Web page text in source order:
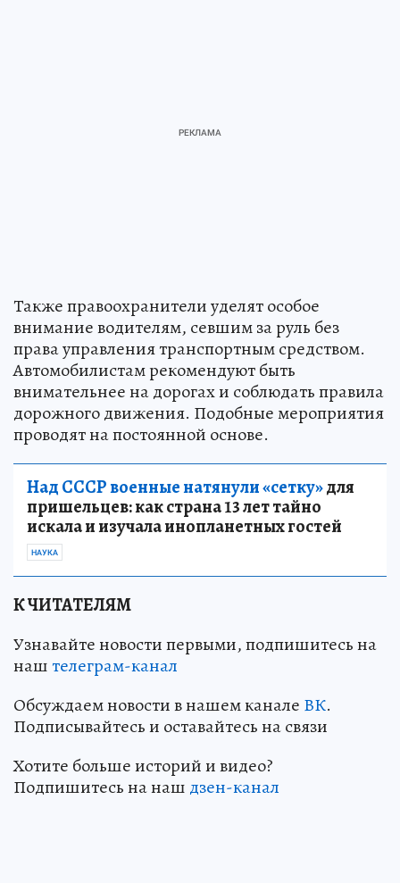
Также правоохранители уделят особое
внимание водителям, севшим за руль без
права управления транспортным средством.
Автомобилистам рекомендуют быть
внимательнее на дорогах и соблюдать правила
дорожного движения. Подобные мероприятия
проводят на постоянной основе.
Над СССР военные натянули «сетку»для
пришельцев: как страна 13 лет тайно
искала и изучала инопланетных гостей
НАУКА
К ЧИТАТЕЛЯМ
Узнавайте новости первыми, подпишитесь на
наштелеграм-канал
Обсуждаем новости в нашем канале ВК.
Подписывайтесь и оставайтесь на связи
Хотите больше историй и видео?
Подпишитесь на наш дзен-канал